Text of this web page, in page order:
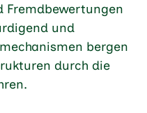
Fremdbewertungen
und
bergen
durch die